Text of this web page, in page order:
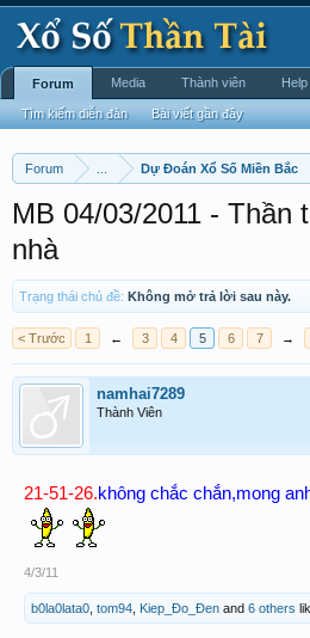
Forum Dự Đoán Xổ Số Miền Bắc
MB 04/03/2011 - Thần
nhà
Trạng thái chủ đề: Không mở trả lời sau này.
< Trước 1 ← 3 4 5 6 7 →
namhai7289
Thành Viên
21-51-26.không chắc chắn,mong
4/3/11
b0la0lata0 tom94 Kiep_Đo_Đen and 6 others
Forum
Tìm kiếm diễn đàn Bài viết gần đây
Media Thành viên